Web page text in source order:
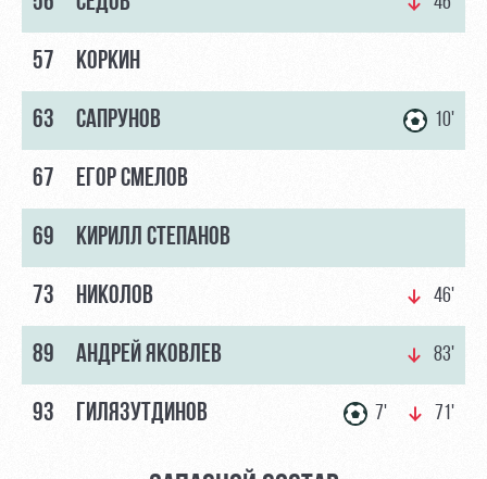
Ледовый
дворец
спортом
Контакты Карта
болельщиков
МГН
57 КОРКИН
63 САПРУНОВ 10'
67 ЕГОР СМЕЛОВ
69 КИРИЛЛ СТЕПАНОВ
73 НИКОЛОВ 46'
89 АНДРЕЙ ЯКОВЛЕВ 83'
93 ГИЛЯЗУТДИНОВ 7' 71'